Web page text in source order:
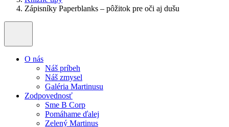
Zápisníky Paperblanks – pôžitok pre oči aj dušu
O nás
Náš príbeh
Náš zmysel
Galéria Martinusu
Zodpovednosť
Sme B Corp
Pomáhame ďalej
Zelený Martinus